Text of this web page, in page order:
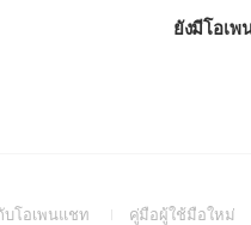
ยังมีโอเ
บโอเพนแชท (Openคู่มือผู้ใช้มือใหม่